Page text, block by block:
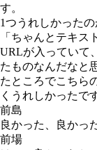
す。
1つうれしかった
「ちゃんとテキ
URLが入っていて
たものなんだなと
たところでこちら
くうれしかったで
前島
良かった、良かっ
前場